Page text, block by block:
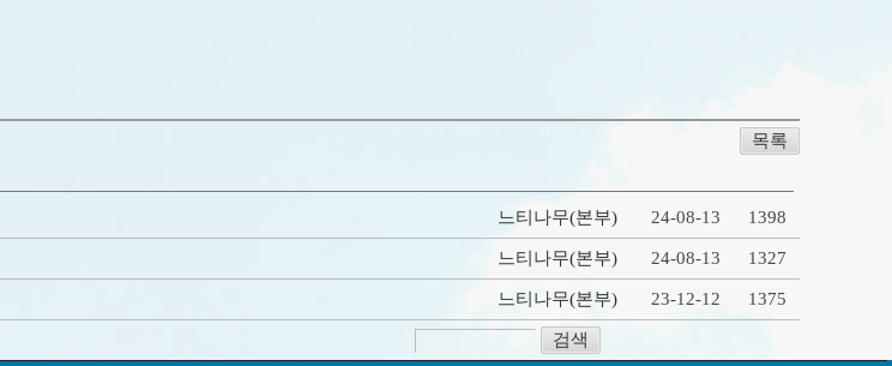
목록
느티나무(본부) 24-08-13 1398
느티나무(본부) 24-08-13 1327
느티나무(본부) 23-12-12 1375